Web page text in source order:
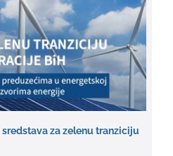
za zelenu tranziciju